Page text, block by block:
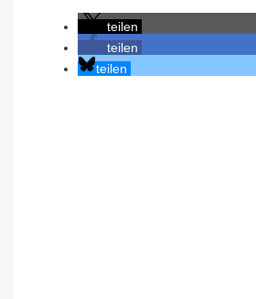
teilen
teilen
teilen